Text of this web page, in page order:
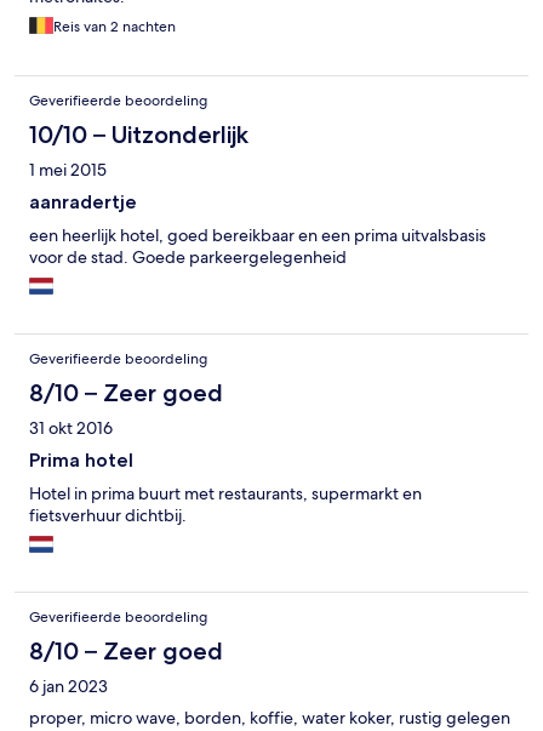
Reis van 2 nachten
Geverifieerde beoordeling
10/10 – Uitzonderlijk
1 mei 2015
aanradertje
een heerlijk hotel, goed bereikbaar en een prima uitvalsbasis
voor de stad. Goede parkeergelegenheid
Geverifieerde beoordeling
8/10 – Zeer goed
31 okt 2016
Prima hotel
Hotel in prima buurt met restaurants, supermarkt en
fietsverhuur dichtbij.
Geverifieerde beoordeling
8/10 – Zeer goed
6 jan 2023
proper, micro wave, borden, koffie, water koker, rustig gelegen